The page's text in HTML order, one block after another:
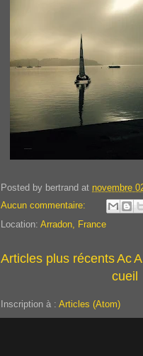
Posted by bertrand at novembre
Aucun commentaire:
Location: Arradon, France
Articles plus récentsAc
cueil
Inscription à : Articles (Atom)